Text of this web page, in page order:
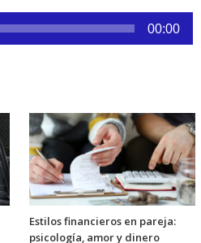
00:00
Estilos financieros en pareja:
psicología, amor y dinero